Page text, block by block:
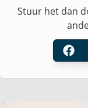
Stuur het dan